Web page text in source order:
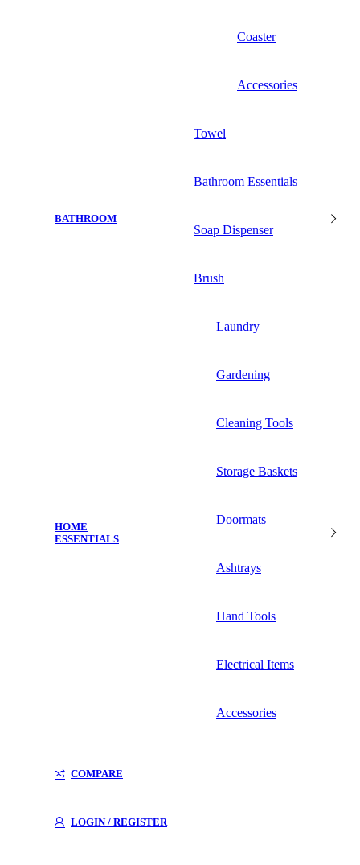
Coaster
Accessories
BATHROOM
Towel
Bathroom Essentials
Soap Dispenser
Brush
HOME
ESSENTIALS
Laundry
Gardening
Cleaning Tools
Storage Baskets
Doormats
Ashtrays
Hand Tools
Electrical Items
Accessories
COMPARE
LOGIN / REGISTER